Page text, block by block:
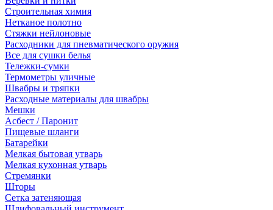
Строительная химия
Нетканое полотно
Стяжки нейлоновые
Расходники для пневматического оружия
Все для сушки белья
Тележки-сумки
Термометры уличные
Швабры и тряпки
Расходные материалы для швабры
Мешки
Асбест / Паронит
Пищевые шланги
Батарейки
Мелкая бытовая утварь
Мелкая кухонная утварь
Стремянки
Шторы
Сетка затеняющая